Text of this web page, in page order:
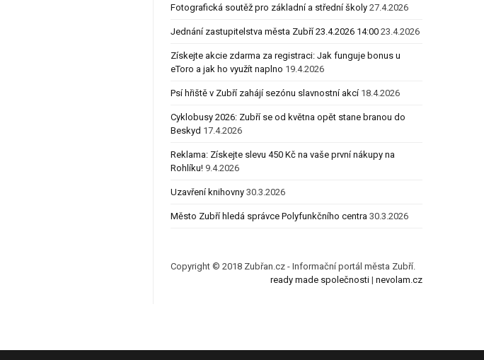
Fotografická soutěž pro základní a střední školy 27.4.2026
Jednání zastupitelstva města Zubří 23.4.2026 14:00 23.4.2026
Získejte akcie zdarma za registraci: Jak funguje bonus u
eToro a jak ho využít naplno 19.4.2026
Psí hřiště v Zubří zahájí sezónu slavnostní akcí 18.4.2026
Cyklobusy 2026: Zubří se od května opět stane branou do
Beskyd 17.4.2026
Reklama: Získejte slevu 450 Kč na vaše první nákupy na
Rohlíku! 9.4.2026
Uzavření knihovny 30.3.2026
Město Zubří hledá správce Polyfunkčního centra 30.3.2026
Copyright © 2018 Zubřan.cz - Informační portál města Zubří.
ready made společnosti| nevolam.cz